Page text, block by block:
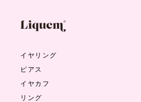
イヤリング
ピアス
イヤカフ
リング